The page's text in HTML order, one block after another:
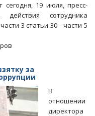
19 июля, пресс-
сотрудника
3 статьи 30 - части 5
за
В
отношении
директора